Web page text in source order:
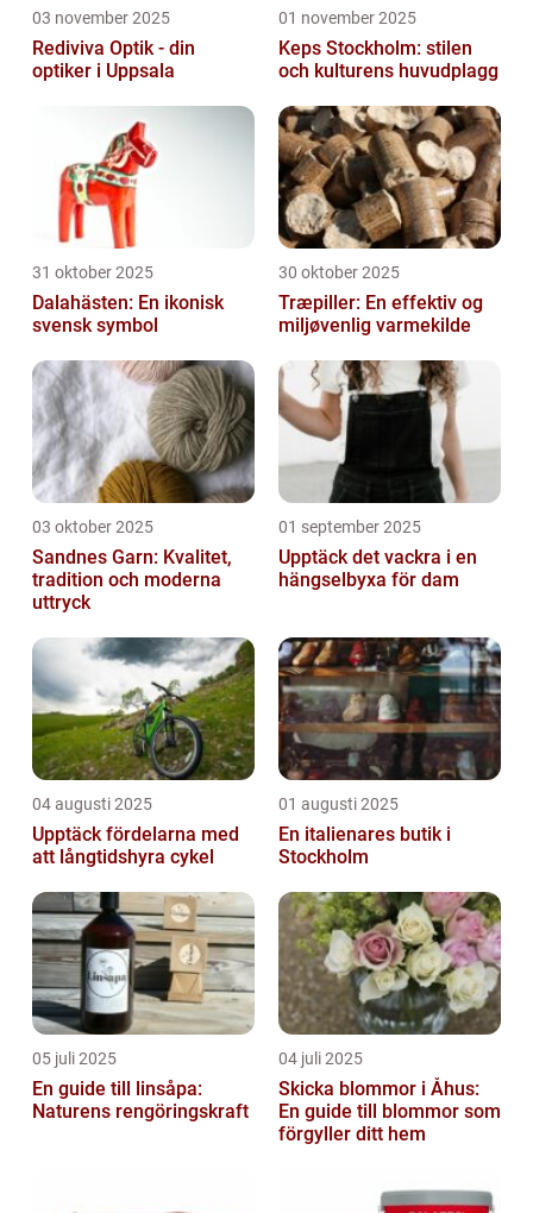
03 november 2025
Rediviva Optik - din
optiker i Uppsala
01 november 2025
Keps Stockholm: stilen
och kulturens huvudplagg
31 oktober 2025
Dalahästen: En ikonisk
svensk symbol
30 oktober 2025
Træpiller: En effektiv og
miljøvenlig varmekilde
03 oktober 2025
Sandnes Garn: Kvalitet,
tradition och moderna
uttryck
01 september 2025
Upptäck det vackra i en
hängselbyxa för dam
04 augusti 2025
Upptäck fördelarna med
att långtidshyra cykel
01 augusti 2025
En italienares butik i
Stockholm
05 juli 2025
En guide till linsåpa:
Naturens rengöringskraft
04 juli 2025
Skicka blommor i Åhus:
En guide till blommor som
förgyller ditt hem